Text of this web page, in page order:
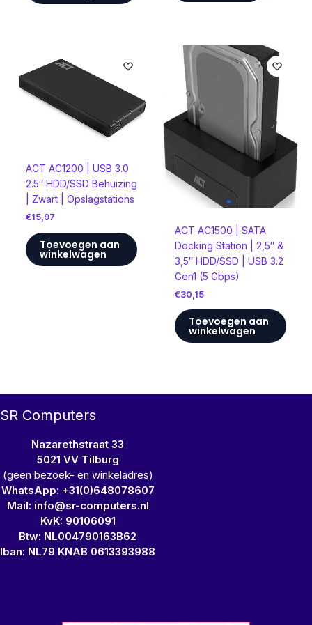
ACT AC1200 | USB 3.0
2.5″ HDD/SSD Behuizing
| Zwart | Opslagstations
€15,97
Toevoegen aan
winkelwagen
ACT AC1500 | SATA
Docking Station | 2,5″ &
3,5″ HDD/SSD | USB 3.2
Gen1 (5 Gbps)
€30,15
Toevoegen aan
winkelwagen
SR Computers
Nazarethstraat 33
5021 VV Tilburg
(geen bezoek- en winkeladres)
WhatsApp: +31(0)648078607
Mail: info@sr-computers.nl
KvK: 90106091
Btw: NL004790163B62
Iban: NL79 KNAB 0613393988